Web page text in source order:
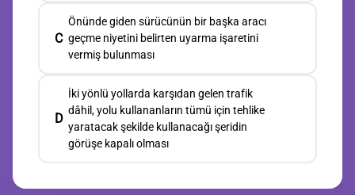
C
Önünde giden sürücünün bir başka aracı
geçme niyetini belirten uyarma işaretini
vermiş bulunması
D
İki yönlü yollarda karşıdan gelen trafik
dâhil, yolu kullananların tümü için tehlike
yaratacak şekilde kullanacağı şeridin
görüşe kapalı olması